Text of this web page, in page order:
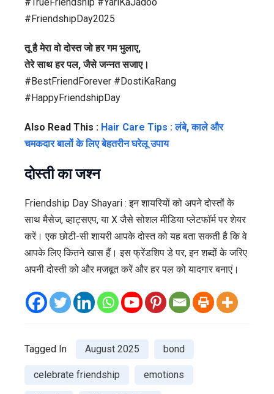
#FriendshipDay2025
तू है मेरा वो दोस्त जो हर गम भुलाए,
तेरे साथ हर पल, जैसे जन्नत सजाए।
#BestFriendForever #DostiKaRang
#HappyFriendshipDay
Also Read This : Hair Care Tips : लंबे, काले और
चमकदार बालों के लिए बेहतरीन घरेलू उपाय
दोस्ती का जश्न
Friendship Day Shayari :इन शायरियों को अपने दोस्तों के
साथ मैसेज, व्हाट्सएप, या X जैसे सोशल मीडिया प्लेटफॉर्म पर शेयर
करें। एक छोटी-सी शायरी आपके दोस्त को यह बता सकती है कि वे
आपके लिए कितने खास हैं। इस फ्रेंडशिप डे पर, इन शब्दों के जरिए
अपनी दोस्ती को और मजबूत करें और हर पल को यादगार बनाएं।
Tagged In August 2025 bond
celebrate friendship emotions